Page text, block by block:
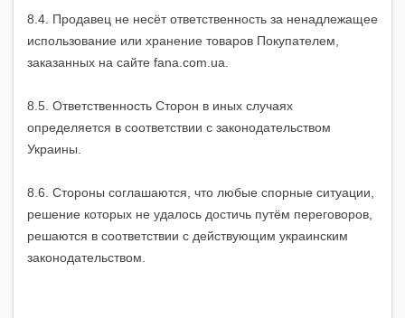
8.4. Продавец не несёт ответственность за ненадлежащее
использование или хранение товаров Покупателем,
заказанных на сайте fana.com.ua.
8.5. Ответственность Сторон в иных случаях
определяется в соответствии с законодательством
Украины.
8.6. Стороны соглашаются, что любые спорные ситуации,
решение которых не удалось достичь путём переговоров,
решаются в соответствии с действующим украинским
законодательством.